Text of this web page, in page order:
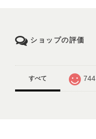
ショップの評価
すべて 744